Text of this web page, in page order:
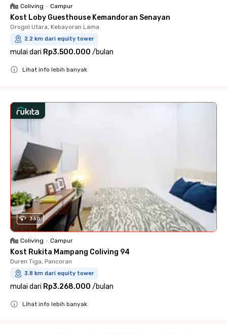
Coliving • Campur
Kost Loby Guesthouse Kemandoran Senayan
Grogol Utara, Kebayoran Lama
2.2 km dari equity tower
mulai dari Rp3.500.000 /bulan
Lihat info lebih banyak
360
Coliving • Campur
Kost Rukita Mampang Coliving 94
Duren Tiga, Pancoran
3.8 km dari equity tower
mulai dari Rp3.268.000 /bulan
Lihat info lebih banyak